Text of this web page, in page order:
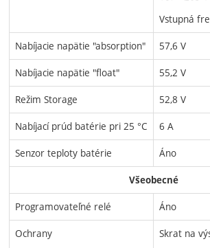
Vstupná
Nabíjacie napätie "absorption" 57,6 V
Nabíjacie napätie "float" 55,2 V
Režim Storage 52,8 V
Nabíjací prúd batérie pri 25 °C 6 A
Senzor teploty batérie Áno
Všeobecné
Programovateľné relé Áno
Ochrany
Skrat na